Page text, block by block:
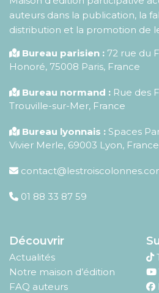
auteurs dans la publication, la
distribution et la promotion de
Bureau parisien : 72 rue du
Honoré, 75008 Paris, France
Bureau normand : Rue des
Trouville-sur-Mer, France
Bureau lyonnais : Spaces
Vivier Merle, 69003 Lyon, France
01 88 33 87 59
Découvrir
Actualités
Notre maison d’édition
FAQ auteurs